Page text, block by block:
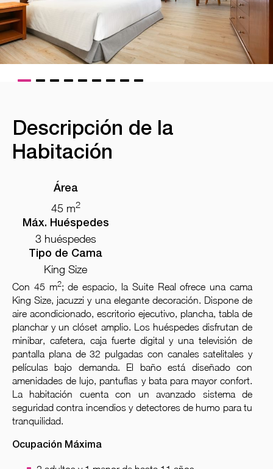
Descripción de la
Habitación
Área
45 m2
Máx. Huéspedes
3 huéspedes
Tipo de Cama
King Size
Con 45 m2; de espacio, la Suite Real ofrece una cama
King Size, jacuzzi y una elegante decoración. Dispone de
aire acondicionado, escritorio ejecutivo, plancha, tabla de
planchar y un clóset amplio. Los huéspedes disfrutan de
minibar, cafetera, caja fuerte digital y una televisión de
pantalla plana de 32 pulgadas con canales satelitales y
películas bajo demanda. El baño está diseñado con
amenidades de lujo, pantuflas y bata para mayor confort.
La habitación cuenta con un avanzado sistema de
seguridad contra incendios y detectores de humo para tu
tranquilidad.
Ocupación Máxima